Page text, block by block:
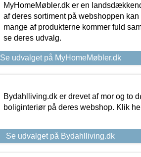
MyHomeMøbler.dk er en
af deres sortiment på webshoppen
mange af produkterne kommer fuld
se deres udvalg.
Se udvalget på MyHomeMøbler.dk
Bydahlliving.dk er drevet af mor og to
boliginteriør på deres webshop. Klik
Se udvalget på Bydahlliving.dk